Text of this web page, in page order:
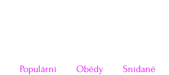
Populární Obědy Snídaně